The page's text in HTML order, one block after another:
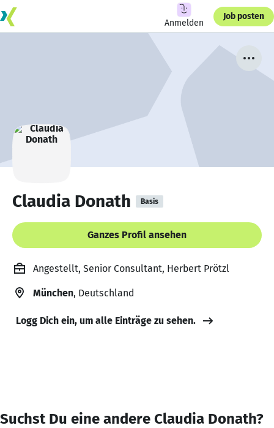
Anmelden
Job posten
Claudia Donath Basis
Ganzes Profil ansehen
Angestellt, Senior Consultant, Herbert Prötzl
München, Deutschland
Logg Dich ein, um alle Einträge zu sehen.
Suchst Du eine andere Claudia Donath?